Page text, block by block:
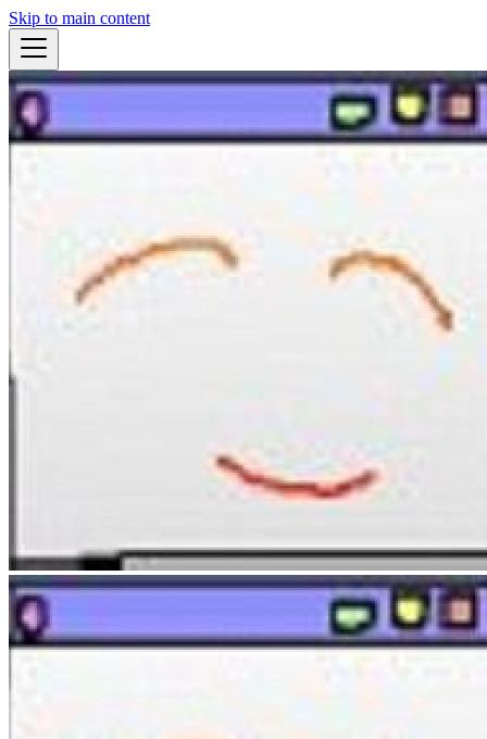
Skip to main content